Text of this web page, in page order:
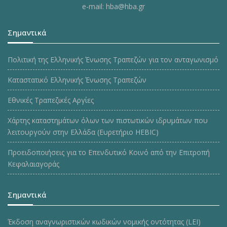
e-mail: hba@hba.gr
Σημαντικά
Πολιτική της Ελληνικής Ένωσης Τραπεζών για τον ανταγωνισμό
Καταστατικό Ελληνικής Ένωσης Τραπεζών
Εθνικές Τραπεζικές Αργίες
Χάρτης καταστημάτων όλων των πιστωτικών ιδρυμάτων που
λειτουργούν στην Ελλάδα (Ευρετήριο HEBIC)
Προειδοποιήσεις για το Επενδυτικό Κοινό από την Επιτροπή
Κεφαλαιαγοράς
Σημαντικά
Έκδοση αναγνωριστικών κωδικών νομικής οντότητας (LEI)